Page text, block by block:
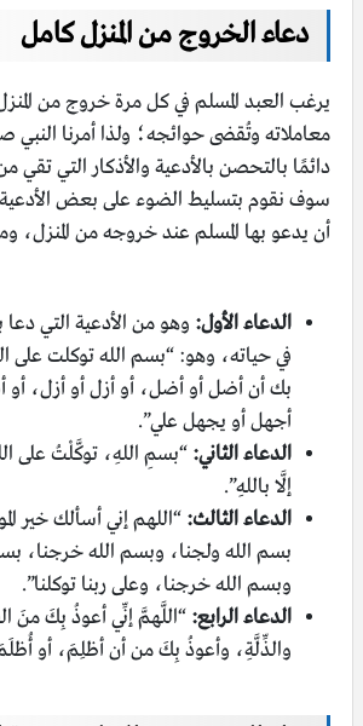
دعاء الخروج من المنزل كامل
يرغب العبد المسلم في كل مرة خروج من
معاملاته وتُقضى حوائجه؛ ولذا أمرنا النبي
دائمًا بالتحصن بالأدعية والأذكار التي تقي
سوف نقوم بتسليط الضوء على بعض الأدعية
أن يدعو بها المسلم عند خروجه من المنزل،
الدعاء الأول: وهو من الأدعية التي
في حياته، وهو: “بسم الله توكلت على
بك أن أضل أو أضل، أو أزل أو أزل، أو
أجهل أو يجهل علي”.
الدعاء الثاني: “بسمِ اللهِ، توكَّلْتُ على
إلَّا باللهِ”.
الدعاء الثالث: “اللهم إني أسألك خير
بسم الله ولجنا، وبسم الله خرجنا،
وبسم الله خرجنا، وعلى ربنا توكلنا”.
الدعاء الرابع: “اللَّهمَّ إنِّي أعوذُ بِكَ منَ
والذِّلَّةِ، وأعوذُ بِكَ من أن أظلِمَ، أو